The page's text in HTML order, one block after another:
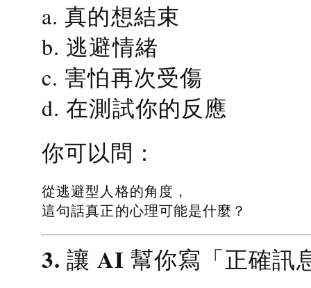
a. 真的想結束
b. 逃避情緒
c. 害怕再次受傷
d. 在測試你的反應
你可以問：
從逃避型人格的角度，
這句話真正的心理可能是什麼？
3. 讓 AI 幫你寫「正確訊